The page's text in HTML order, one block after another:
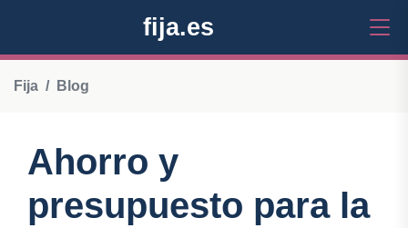
fija.es
Fija Blog
Ahorro y
presupuesto para la